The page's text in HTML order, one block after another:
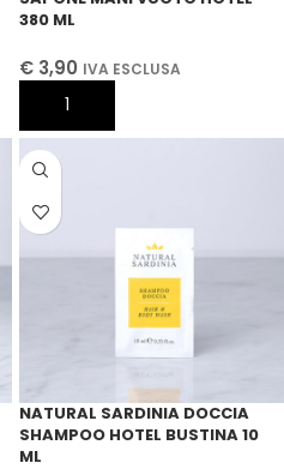
380 ML
€ 3,90 IVA ESCLUSA
AGGIUNGI AL CARRELLO
NATURAL SARDINIA DOCCIA
SHAMPOO HOTEL BUSTINA 10
ML